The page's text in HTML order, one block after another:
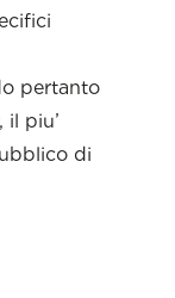
pertanto
piu’
di